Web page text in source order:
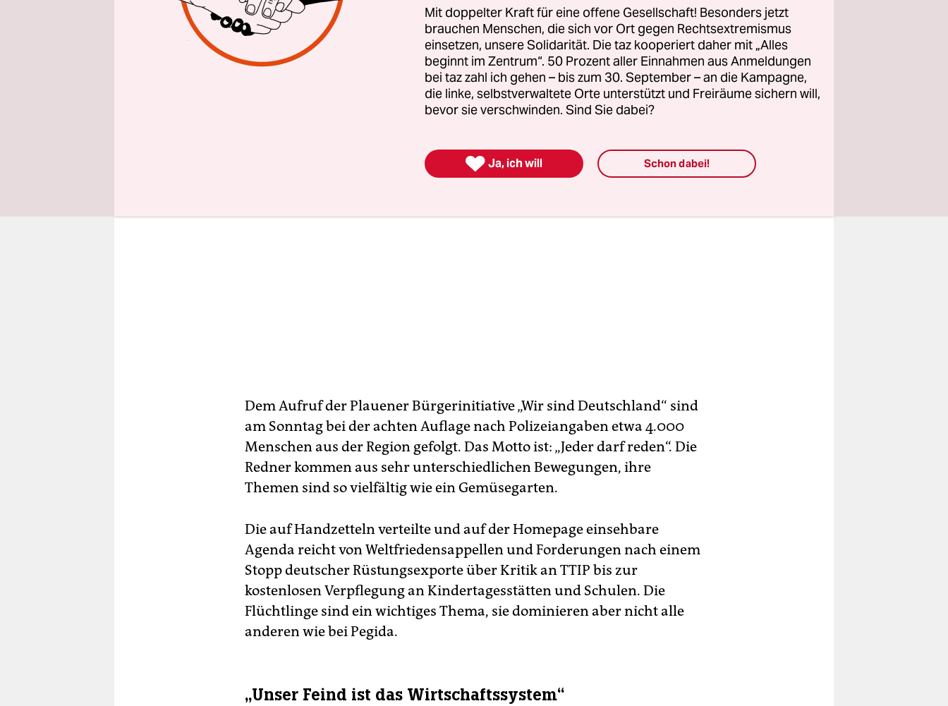
„Wir sind Deutschland“ an den Sonntagnachmittagen ein neuartiger
Protest, der sich von Pegida und AfD-Demonstrationen unterscheidet.
Vor mehr als 25 Jahren hatten hier in der damals scherzhaft so
betitelten Autonomen Gebirgsrepublik auch jene
Montagsdemonstrationen begonnen, die 1989 das Ende der DDR
Dem Aufruf der Plauener Bürgerinitiative „Wir sind Deutschland“ sind
am Sonntag bei der achten Auflage nach Polizeiangaben etwa 4.000
Menschen aus der Region gefolgt. Das Motto ist: „Jeder darf reden“. Die
Redner kommen aus sehr unterschiedlichen Bewegungen, ihre
Themen sind so vielfältig wie ein Gemüsegarten.
Die auf Handzetteln verteilte und auf der Homepage einsehbare
Agenda reicht von Weltfriedensappellen und Forderungen nach einem
Stopp deutscher Rüstungsexporte über Kritik an TTIP bis zur
kostenlosen Verpflegung an Kindertagesstätten und Schulen. Die
Flüchtlinge sind ein wichtiges Thema, sie dominieren aber nicht alle
anderen wie bei Pegida.
„Unser Feind ist das Wirtschaftssystem“
Mit doppelter Kraft für eine offene Gesellschaft! Besonders jetzt
brauchen Menschen, die sich vor Ort gegen Rechtsextremismus
einsetzen, unsere Solidarität. Die taz kooperiert daher mit „Alles
beginnt im Zentrum“. 50 Prozent aller Einnahmen aus Anmeldungen
bei taz zahl ich gehen – bis zum 30. September – an die Kampagne,
die linke, selbstverwaltete Orte unterstützt und Freiräume sichern will,
bevor sie verschwinden. Sind Sie dabei?
 Ja, ich will Schon dabei!